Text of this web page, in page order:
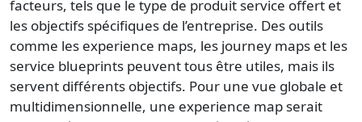
facteurs, tels que le type de produit service offert et
les objectifs spécifiques de l’entreprise. Des outils
comme les experience maps, les journey maps et les
service blueprints peuvent tous être utiles, mais ils
servent différents objectifs. Pour une vue globale et
multidimensionnelle, une experience map serait